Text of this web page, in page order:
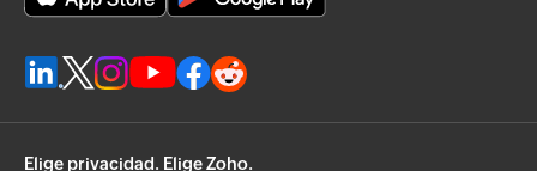
Elige privacidad. Elige Zoho.